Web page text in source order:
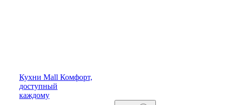
Кухни Mall Комфорт,
доступный
каждому